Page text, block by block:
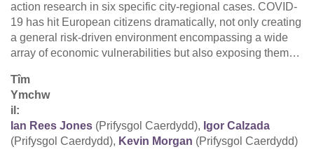
action research in six specific city-regional cases. COVID-
19 has hit European citizens dramatically, not only creating
a general risk-driven environment encompassing a wide
array of economic vulnerabilities but also exposing them…
Tîm
Ymchw
il:
Ian Rees Jones (Prifysgol Caerdydd), Igor Calzada
(Prifysgol Caerdydd), Kevin Morgan (Prifysgol Caerdydd)